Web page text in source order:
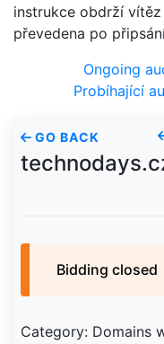
instrukce obdrží
převedena po
Ongoing
Probíhající
GO BACK
Bidding closed
Category: Domains